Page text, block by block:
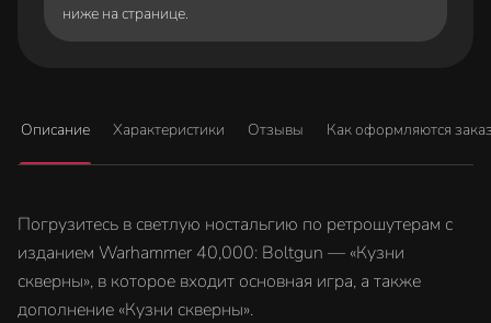
ниже на странице.
Описание Характеристики Отзывы Как оформляются
Погрузитесь в светлую ностальгию по ретрошутерам с
изданием Warhammer 40,000: Boltgun — «Кузни
скверны», в которое входит основная игра, а также
дополнение «Кузни скверны».